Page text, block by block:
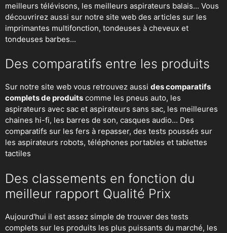
meilleurs télévisons, les meilleurs aspirateurs balais... Vous
découvrirez aussi sur notre site web des articles sur les
imprimantes multifonction, tondeuses à cheveux et
tondeuses barbes...
Des comparatifs entre les produits
Sur notre site web vous retrouvez aussi des comparatifs
complets de produits comme les pneus auto, les
aspirateurs avec sac et aspirateurs sans sac, les meilleures
chaines hi-fi, les barres de son, casques audio... Des
comparatifs sur les fers à repasser, des tests poussés sur
les aspirateurs robots, téléphones portables et tablettes
tactiles
Des classements en fonction du
meilleur rapport Qualité Prix
Aujourd'hui il est assez simple de trouver des tests
complets sur les produits les plus puissants du marché, les